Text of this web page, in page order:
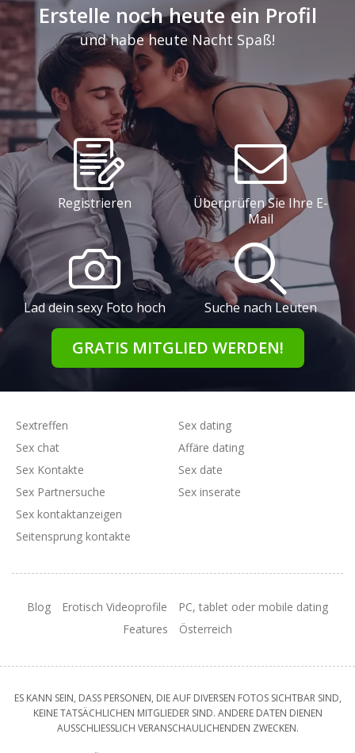
Erstelle noch heute ein Profil
und habe heute Nacht Spaß!
Registrieren
Überprüfen Sie Ihre E-
Mail
Lad dein sexy Foto hoch Suche nach Leuten
GRATIS MITGLIED WERDEN!
Sextreffen
Sex chat
Sex Kontakte
Sex dating
Affäre dating
Sex date
Sex Partnersuche
Sex kontaktanzeigen
Seitensprung kontakte
Sex inserate
Blog Erotisch Videoprofile
PC, tablet oder mobile dating
Features
Österreich
ES KANN SEIN, DASS PERSONEN, DIE AUF DIVERSEN FOTOS SICHTBAR SIND,
KEINE TATSÄCHLICHEN MITGLIEDER SIND. ANDERE DATEN DIENEN
AUSSCHLIESSLICH VERANSCHAULICHENDEN ZWECKEN.